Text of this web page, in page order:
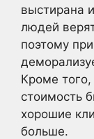
выстирана
людей
поэтому
Кроме того,
стоимость
хорошие
больше.